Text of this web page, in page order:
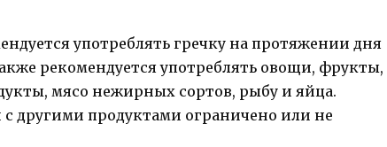
употреблять гречку на протяжении дня
рекомендуется употреблять овощи, фрукты,
мясо нежирных сортов, рыбу и яйца.
другими продуктами ограничено или не